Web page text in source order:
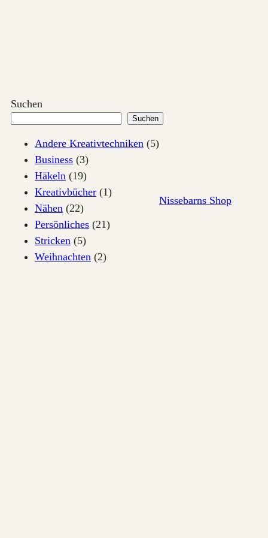
Suchen
Suchen
Andere Kreativtechniken (5)
Business (3)
Häkeln (19)
Kreativbücher (1)
Nähen (22)
Persönliches (21)
Stricken (5)
Weihnachten (2)
Nissebarns Shop